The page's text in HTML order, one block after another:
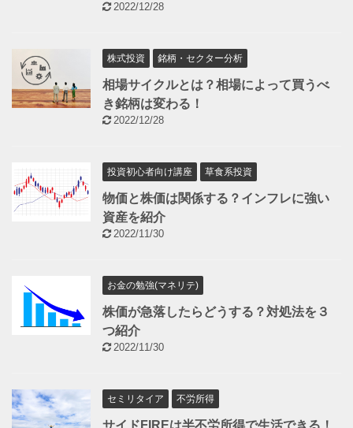
2022/12/28
株式投資 銘柄・セクター分析
相場サイクルとは？相場によって買うべ
き銘柄は変わる！
2022/12/28
投資初心者向け講座 草食系投資
物価と株価は関係する？インフレに強い
資産を紹介
2022/11/30
お金の勉強(マネリテ)
株価が急落したらどうする？対処法を３
つ紹介
2022/11/30
セミリタイア 不労所得